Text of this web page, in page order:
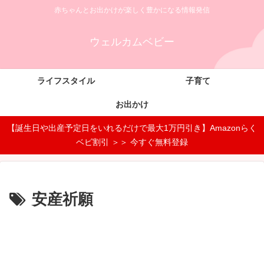
赤ちゃんとお出かけが楽しく豊かになる情報発信
ウェルカムベビー
ライフスタイル 子育て
お出かけ
【誕生日や出産予定日をいれるだけで最大1万円引き】Amazonらく
ベビ割引 ＞＞ 今すぐ無料登録
安産祈願